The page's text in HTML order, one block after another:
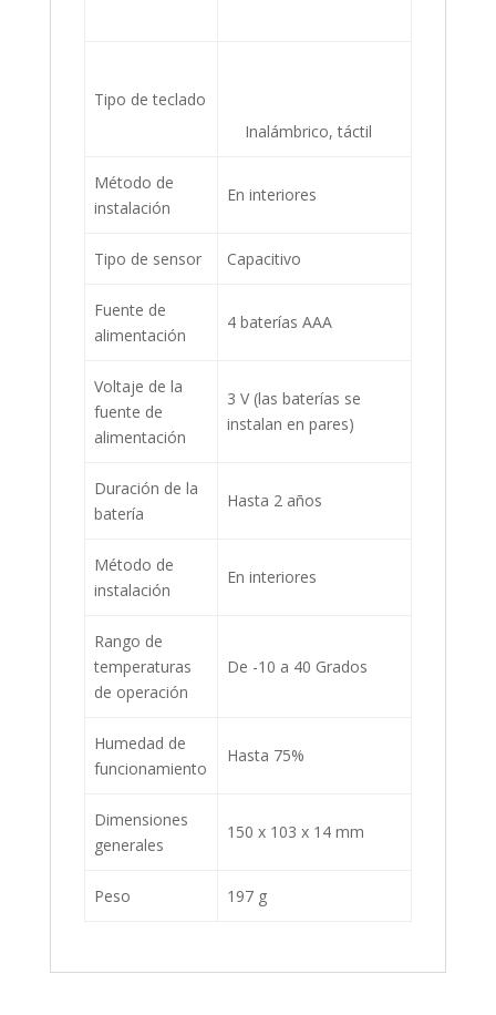
Tipo de teclado
Inalámbrico, táctil
Método de
instalación
En interiores
Tipo de sensor Capacitivo
Fuente de
alimentación
4 baterías AAA
Voltaje de la
fuente de
alimentación
3 V (las baterías se
instalan en pares)
Duración de la
batería
Hasta 2 años
Método de
instalación
En interiores
Rango de
temperaturas
de operación
De -10 a 40 Grados
Humedad de
funcionamiento
Hasta 75%
Dimensiones
generales
150 x 103 x 14 mm
Peso 197 g